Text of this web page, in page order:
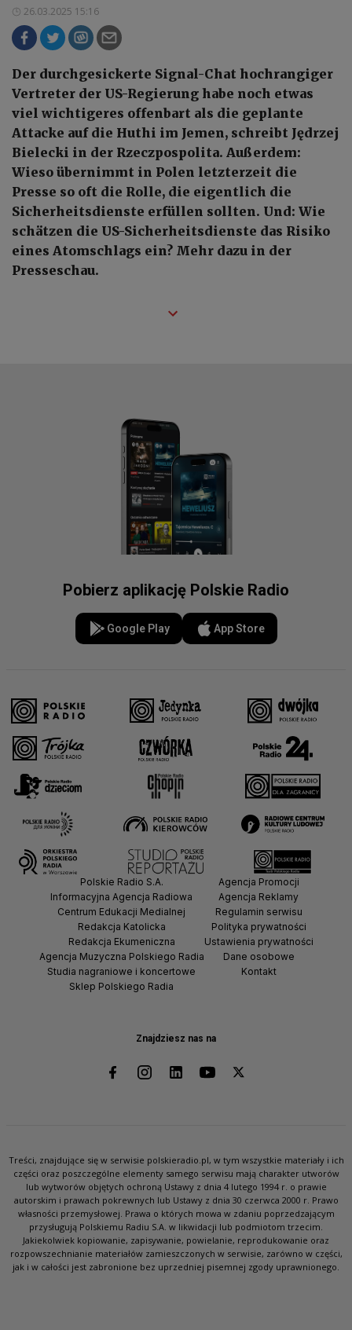
26.03.2025 15:16
Der durchgesickerte Signal-Chat hochrangiger
Vertreter der US-Regierung habe noch etwas
viel wichtigeres offenbart als die geplante
Attacke auf die Huthi im Jemen, schreibt Jędrzej
Bielecki in der Rzeczpospolita. Außerdem:
Wieso übernimmt in Polen letzterzeit die
Presse so oft die Rolle, die eigentlich die
Sicherheitsdienste erfüllen sollten. Und: Wie
schätzen die US-Sicherheitsdienste das Risiko
eines Atomschlags ein? Mehr dazu in der
Presseschau.
Pobierz aplikację Polskie Radio
Google Play App Store
Znajdziesz nas na
Polskie Radio S.A.
Informacyjna Agencja Radiowa
Centrum Edukacji Medialnej
Redakcja Katolicka
Redakcja Ekumeniczna
Agencja Muzyczna Polskiego Radia
Studia nagraniowe i koncertowe
Sklep Polskiego Radia
Agencja Promocji
Agencja Reklamy
Regulamin serwisu
Polityka prywatności
Ustawienia prywatności
Dane osobowe
Kontakt
Treści, znajdujące się w serwisie polskieradio.pl, w tym wszystkie materiały i ich
części oraz poszczególne elementy samego serwisu mają charakter utworów
lub wytworów objętych ochroną Ustawy z dnia 4 lutego 1994 r. o prawie
autorskim i prawach pokrewnych lub Ustawy z dnia 30 czerwca 2000 r. Prawo
własności przemysłowej. Prawa o których mowa w zdaniu poprzedzającym
przysługują Polskiemu Radiu S.A. w likwidacji lub podmiotom trzecim.
Jakiekolwiek kopiowanie, zapisywanie, powielanie, reprodukowanie oraz
rozpowszechnianie materiałów zamieszczonych w serwisie, zarówno w części,
jak i w całości jest zabronione bez uprzedniej pisemnej zgody uprawnionego.